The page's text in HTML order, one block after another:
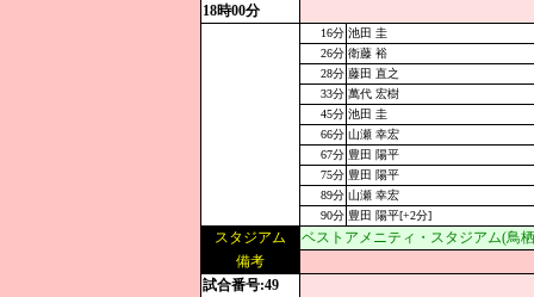
18時00分
16分 池田 圭
26分 衛藤 裕
28分 藤田 直之
33分 萬代 宏樹
45分 池田 圭
66分 山瀬 幸宏
67分 豊田 陽平
75分 豊田 陽平
89分 山瀬 幸宏
90分 豊田 陽平[+2分]
スタジアム
ベストアメニティ・スタジアム(鳥
備考
試合番号:49